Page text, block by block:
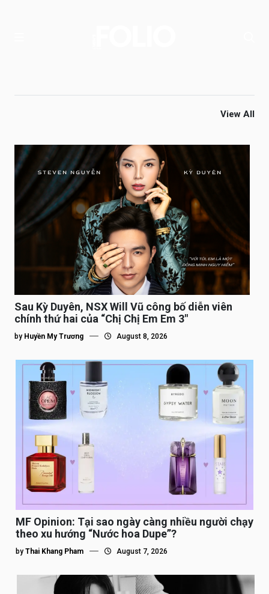
View All
Sau Kỳ Duyên, NSX Will Vũ công bố diễn viên
chính thứ hai của “Chị Chị Em Em 3″
by Huyền My Trương August 8, 2026
MF Opinion: Tại sao ngày càng nhiều người chạy
theo xu hướng “Nước hoa Dupe”?
by Thai Khang Pham August 7, 2026